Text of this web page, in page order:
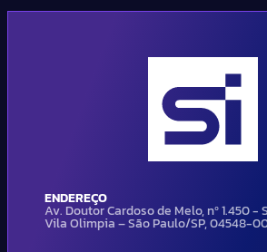
ENDEREÇO
Av. Doutor Cardoso de Melo, nº 1.450
Vila Olimpia – São Paulo/SP, 04548-